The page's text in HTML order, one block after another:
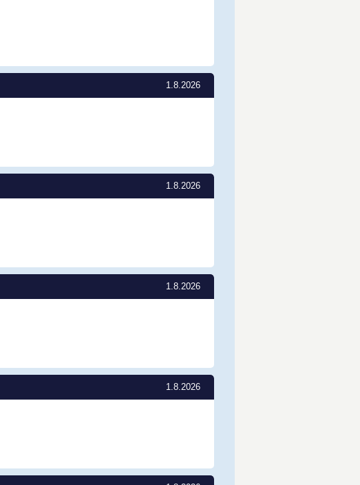
1.8.2026
1.8.2026
1.8.2026
1.8.2026